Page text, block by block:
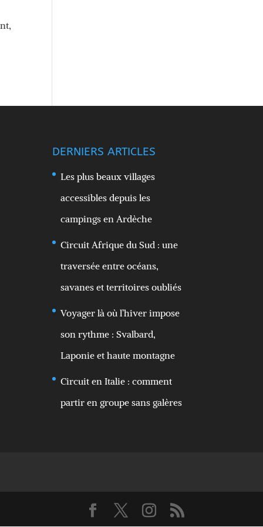
DERNIERS ARTICLES
Les plus beaux villages
accessibles depuis les
campings en Ardèche
Circuit Afrique du Sud : une
traversée entre océans,
savanes et territoires oubliés
Voyager là où l’hiver impose
son rythme : Svalbard,
Laponie et haute montagne
Circuit en Italie : comment
partir en groupe sans galères